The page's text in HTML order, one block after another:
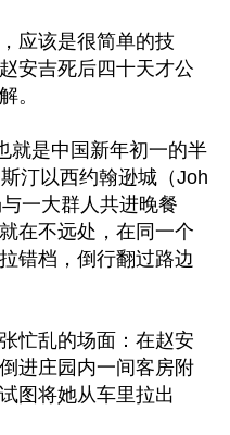
应该是很简单的技
安吉死后四十天才公
。
就是中国新年初一的半
汀以西约翰逊城（Joh
一大群人共进晚餐
在不远处，在同一个
错档，倒行翻过路边
忙乱的场面：在赵安
进庄园内一间客房附
图将她从车里拉出